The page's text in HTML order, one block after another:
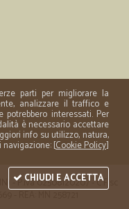
- P.iva 02508120207 - C.Fisc
- REA: MN 258721
parti per migliorare la
analizzare il traffico e
interessati. Per
è necessario accettare
info su utilizzo, natura,
[Cookie Policy]
CHIUDI E ACCETTA